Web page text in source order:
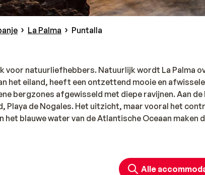
La Palma Puntalla
voor natuurliefhebbers. Natuurlijk wordt La Palma
het eiland, heeft een ontzettend mooie en
bergzones afgewisseld met diepe ravijnen. Aan de
Playa de Nogales. Het uitzicht, maar vooral het
het blauwe water van de Atlantische Oceaan maken
Alle